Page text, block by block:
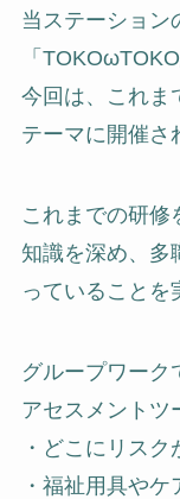
当ステーション
「
今回は、これま
テーマに開催さ
これまでの研修
知識を深め、多
っていること
グループワーク
アセスメントツ
・どこにリス
・福祉用具や